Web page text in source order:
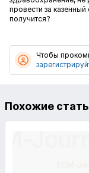
провести за
получится?
Чтобы
Похожие